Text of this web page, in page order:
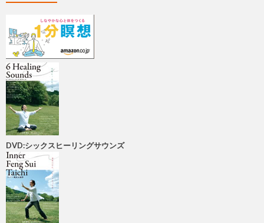
DVD:シックスヒーリングサウンズ